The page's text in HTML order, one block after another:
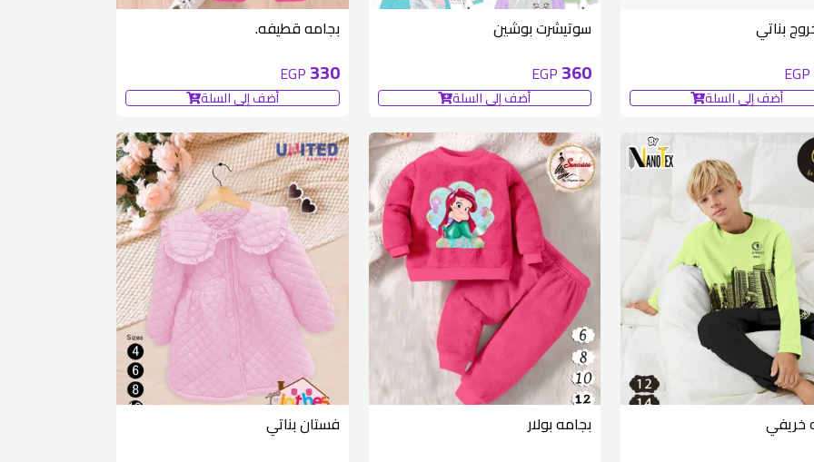
بناتي
EGP
أضف إلى السلة
سوتيشرت بوشين
360
EGP
أضف إلى السلة
بجامه قطيفه.
330
EGP
أضف إلى السلة
خريفي بجامه بولار فستان بناتي